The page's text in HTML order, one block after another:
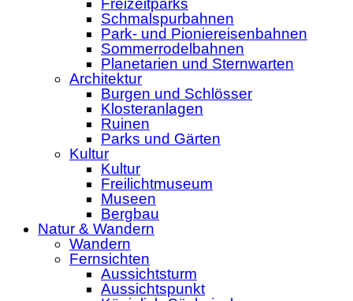
Freizeitparks
Schmalspurbahnen
Park- und Pioniereisenbahnen
Sommerrodelbahnen
Planetarien und Sternwarten
Architektur
Burgen und Schlösser
Klosteranlagen
Ruinen
Parks und Gärten
Kultur
Kultur
Freilichtmuseum
Museen
Bergbau
Natur & Wandern
Wandern
Fernsichten
Aussichtsturm
Aussichtspunkt